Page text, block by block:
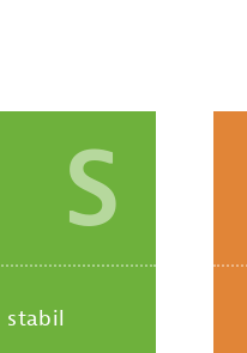
S
stabil